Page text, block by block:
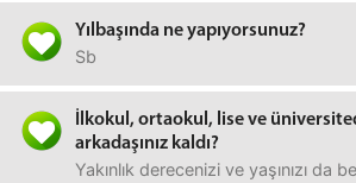
Yılbaşında ne yapıyorsunuz?
Sb
İlkokul, ortaokul, lise ve
arkadaşınız kaldı?
Yakınlık derecenizi ve yaşınızı